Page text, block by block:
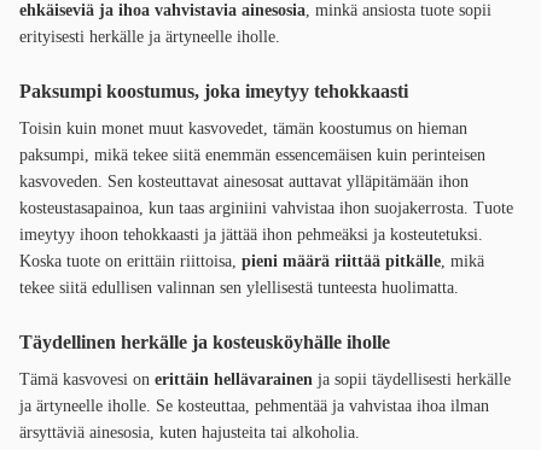
ehkäiseviä ja ihoa vahvistavia ainesosia, minkä ansiosta tuote sopii
erityisesti herkälle ja ärtyneelle iholle.
Paksumpi koostumus, joka imeytyy tehokkaasti
Toisin kuin monet muut kasvovedet, tämän koostumus on hieman
paksumpi, mikä tekee siitä enemmän essencemäisen kuin perinteisen
kasvoveden. Sen kosteuttavat ainesosat auttavat ylläpitämään ihon
kosteustasapainoa, kun taas arginiini vahvistaa ihon suojakerrosta. Tuote
imeytyy ihoon tehokkaasti ja jättää ihon pehmeäksi ja kosteutetuksi.
Koska tuote on erittäin riittoisa, pieni määrä riittää pitkälle, mikä
tekee siitä edullisen valinnan sen ylellisestä tunteesta huolimatta.
Täydellinen herkälle ja kosteusköyhälle iholle
Tämä kasvovesi on erittäin hellävarainen ja sopii täydellisesti herkälle
ja ärtyneelle iholle. Se kosteuttaa, pehmentää ja vahvistaa ihoa ilman
ärsyttäviä ainesosia, kuten hajusteita tai alkoholia.